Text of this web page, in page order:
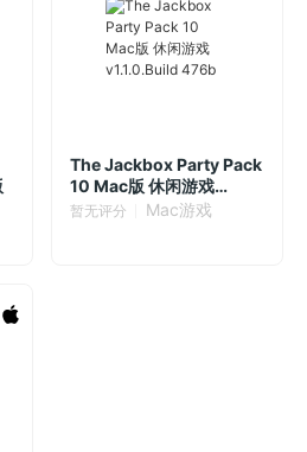
The Jackbox Party Pack
10 Mac版 休闲游戏
v1.1.0.Build 476b
暂无评分 Mac游戏